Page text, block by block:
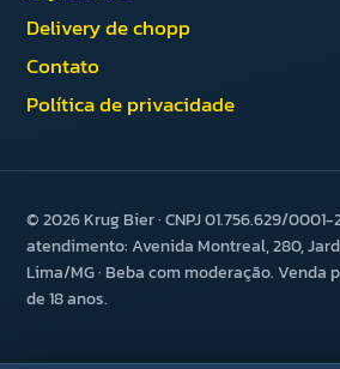
Delivery de chopp
Contato
Política de privacidade
© 2026 Krug Bier · CNPJ 01.756.629/0001-
atendimento: Avenida Montreal, 280,
Lima/MG · Beba com moderação. Venda
de 18 anos.